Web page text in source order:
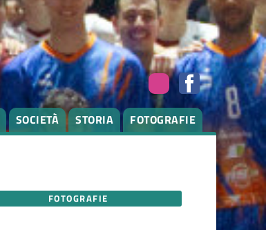
SOCIETÀ STORIA FOTOGRAFIE
FOTOGRAFIE